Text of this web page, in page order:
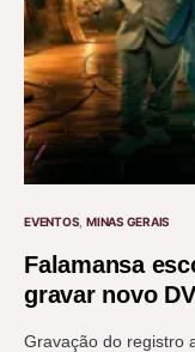
EVENTOS MINAS GERAIS
Falamansa
gravar novo
Gravação do registro